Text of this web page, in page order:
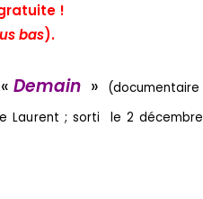
!
bas).
Demain »
(documentaire
Laurent ; sorti le 2 décembre